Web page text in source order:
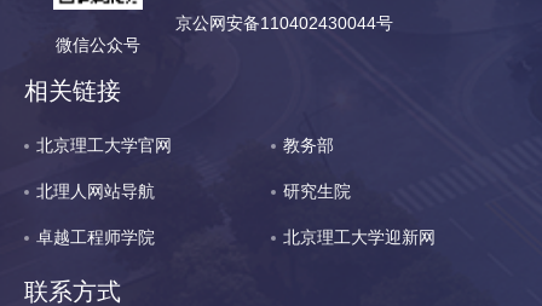
微信公众号
京公网安备110402430044号
相关链接
北京理工大学官网 教务部
北理人网站导航 研究生院
卓越工程师学院 北京理工大学迎新网
联系方式